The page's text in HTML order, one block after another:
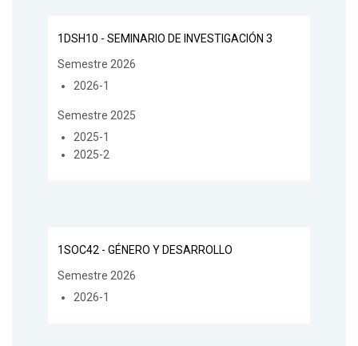
1DSH10 - SEMINARIO DE INVESTIGACIÓN 3
Semestre 2026
2026-1
Semestre 2025
2025-1
2025-2
1SOC42 - GÉNERO Y DESARROLLO
Semestre 2026
2026-1